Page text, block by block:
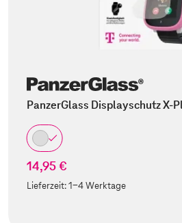
PanzerGlass Displayschutz X-
14,95 €
Lieferzeit:1-4 Werktage